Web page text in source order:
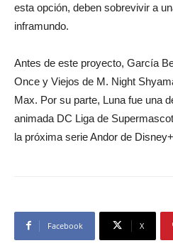
esta opción, deben sobrevivir a
inframundo.
Antes de este proyecto, García
Once y Viejos de M. Night
Max. Por su parte, Luna fue una
animada DC Liga de
la próxima serie Andor de
Facebook X